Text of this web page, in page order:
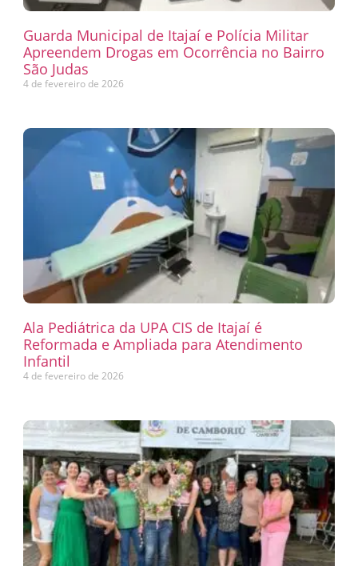
Guarda Municipal de Itajaí e Polícia Militar
Apreendem Drogas em Ocorrência no Bairro
São Judas
4 de fevereiro de 2026
Ala Pediátrica da UPA CIS de Itajaí é
Reformada e Ampliada para Atendimento
Infantil
4 de fevereiro de 2026